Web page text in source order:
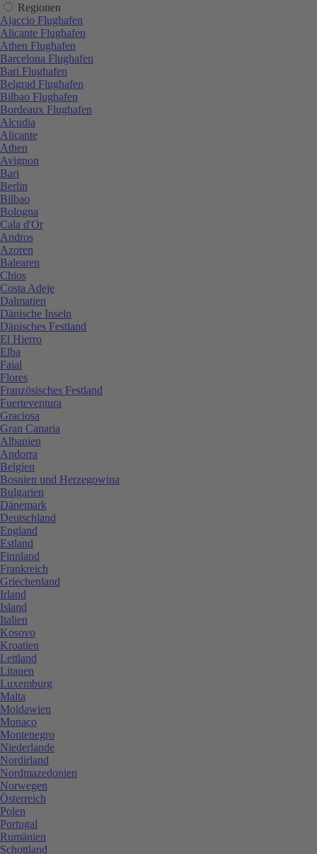
Regionen
Ajaccio Flughafen
Alicante Flughafen
Athen Flughafen
Barcelona Flughafen
Bari Flughafen
Belgrad Flughafen
Bilbao Flughafen
Bordeaux Flughafen
Alcudia
Alicante
Athen
Avignon
Bari
Berlin
Bilbao
Bologna
Cala d'Or
Andros
Azoren
Balearen
Chios
Costa Adeje
Dalmatien
Dänische Inseln
Dänisches Festland
El Hierro
Elba
Faial
Flores
Französisches Festland
Fuerteventura
Graciosa
Gran Canaria
Albanien
Andorra
Belgien
Bosnien und Herzegowina
Bulgarien
Dänemark
Deutschland
England
Estland
Finnland
Frankreich
Griechenland
Irland
Island
Italien
Kosovo
Kroatien
Lettland
Litauen
Luxemburg
Malta
Moldawien
Monaco
Montenegro
Niederlande
Nordirland
Nordmazedonien
Norwegen
Österreich
Polen
Portugal
Rumänien
Schottland